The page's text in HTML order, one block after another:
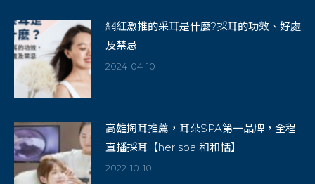
網紅激推的采耳是什麼?採耳的功效、好處
及禁忌
2024-04-10
高雄掏耳推薦，耳朵SPA第一品牌，全程
直播採耳【her spa 和和恬】
2022-10-10